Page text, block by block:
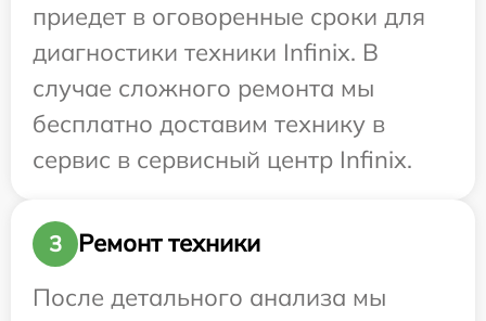
приедет в оговоренные сроки для
диагностики техники Infinix. В
случае сложного ремонта мы
бесплатно доставим технику в
сервис в сервисный центр Infinix.
3
Ремонт техники
После детального анализа мы